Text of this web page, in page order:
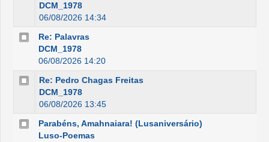
DCM_1978
06/08/2026 14:34
Re: Palavras
DCM_1978
06/08/2026 14:20
Re: Pedro Chagas Freitas
DCM_1978
06/08/2026 13:45
Parabéns, Amahnaiara! (Lusaniversário)
Luso-Poemas